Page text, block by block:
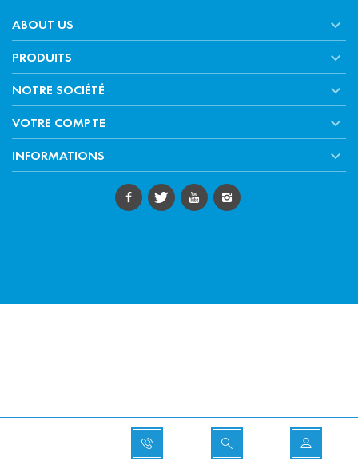
ABOUT US 
PRODUITS 
NOTRE SOCIÉTÉ 
VOTRE COMPTE 
INFORMATIONS 